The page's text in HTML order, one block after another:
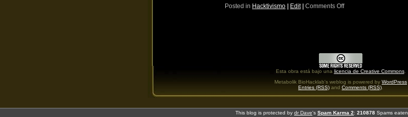
Posted in Hacktivismo Edit Comments Off
Esta obra está bajo una licencia de Creative Commons.
Metabolik BioHacklab's weblog is powered by WordPress
Entries (RSS) and Comments (RSS)
This blog is protected by dr Dave's Spam Karma 2: 210878 Spams